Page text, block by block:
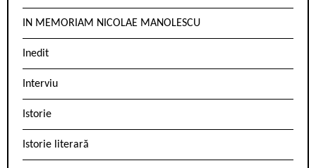
IN MEMORIAM NICOLAE MANOLESCU
Inedit
Interviu
Istorie
Istorie literară